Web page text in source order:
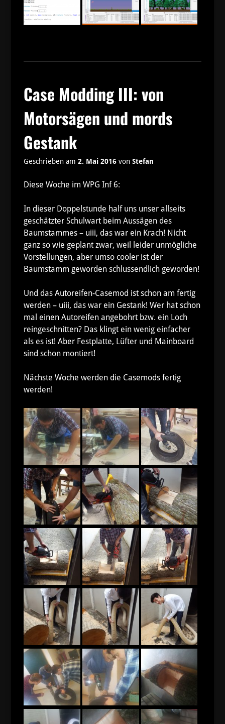
Case Modding III: von
Motorsägen und mords
Gestank
Geschrieben am 2. Mai 2016von Stefan
Diese Woche im WPG Inf 6:
In dieser Doppelstunde half uns unser allseits
geschätzter Schulwart beim Aussägen des
Baumstammes – uiii, das war ein Krach! Nicht
ganz so wie geplant zwar, weil leider unmögliche
Vorstellungen, aber umso cooler ist der
Baumstamm geworden schlussendlich geworden!
Und das Autoreifen-Casemod ist schon am fertig
werden – uiii, das war ein Gestank! Wer hat schon
mal einen Autoreifen angebohrt bzw. ein Loch
reingeschnitten? Das klingt ein wenig einfacher
als es ist! Aber Festplatte, Lüfter und Mainboard
sind schon montiert!
Nächste Woche werden die Casemods fertig
werden!